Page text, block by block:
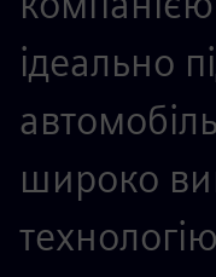
ідеально
широко